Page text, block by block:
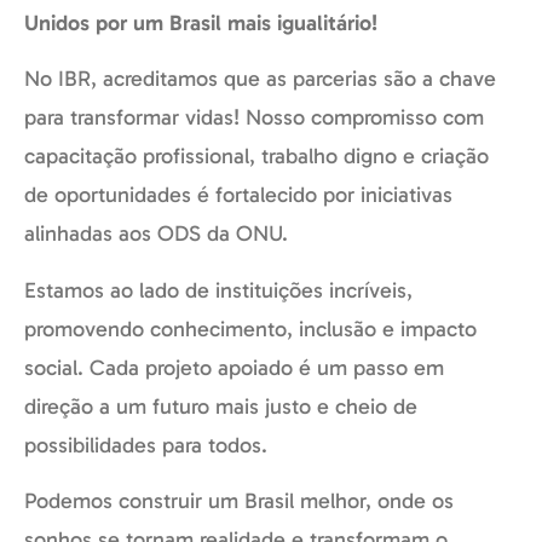
Unidos por um Brasil mais igualitário!
No IBR, acreditamos que as parcerias são a chave
para transformar vidas! Nosso compromisso com
capacitação profissional, trabalho digno e criação
de oportunidades é fortalecido por iniciativas
alinhadas aos ODS da ONU.
Estamos ao lado de instituições incríveis,
promovendo conhecimento, inclusão e impacto
social. Cada projeto apoiado é um passo em
direção a um futuro mais justo e cheio de
possibilidades para todos.
Podemos construir um Brasil melhor, onde os